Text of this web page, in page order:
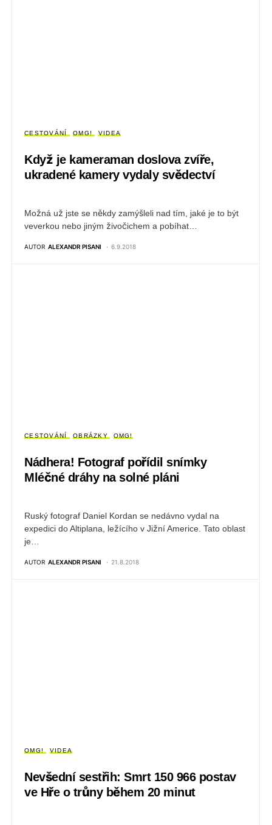
CESTOVÁNÍ OMG! VIDEA
Když je kameraman doslova zvíře,
ukradené kamery vydaly svědectví
Možná už jste se někdy zamýšleli nad tím, jaké je to být
veverkou nebo jiným živočichem a pobíhat…
AUTOR ALEXANDR PISANI 6.9.2018
CESTOVÁNÍ OBRÁZKY OMG!
Nádhera! Fotograf pořídil snímky
Mléčné dráhy na solné pláni
Ruský fotograf Daniel Kordan se nedávno vydal na
expedici do Altiplana, ležícího v Jižní Americe. Tato oblast
je…
AUTOR ALEXANDR PISANI 21.8.2018
OMG! VIDEA
Nevšední sestřih: Smrt 150 966 postav
ve Hře o trůny během 20 minut